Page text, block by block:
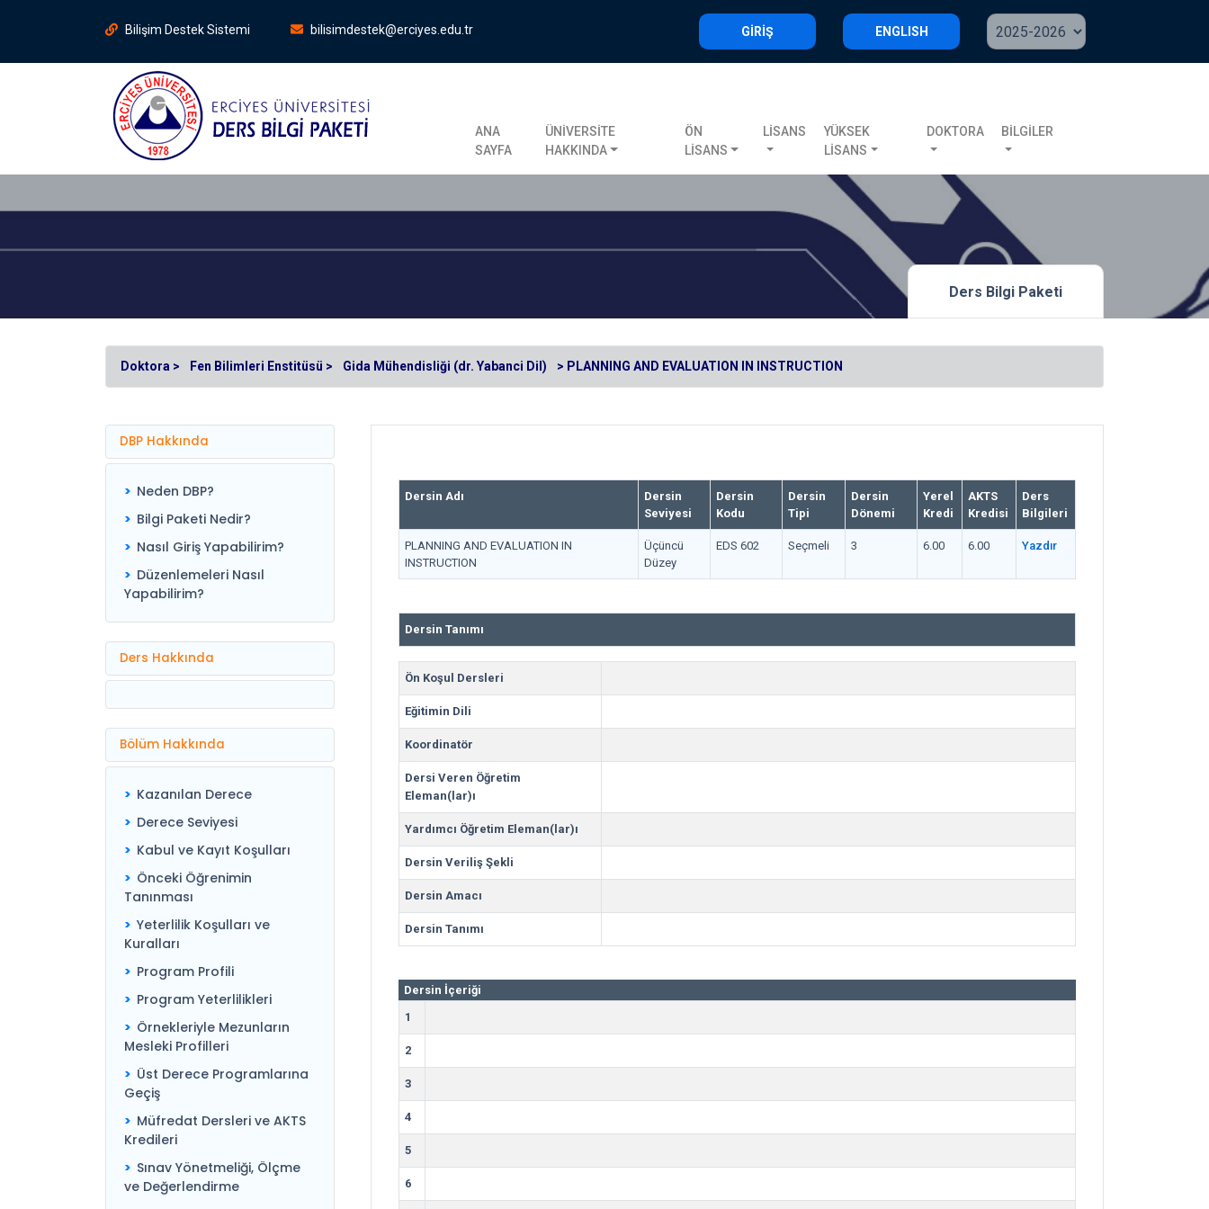
Bilişim Destek Sistemi bilisimdestek@erciyes.edu.tr ENGLISH
GİRİŞ
ANA
SAYFA
ÜNİVERSİTE
HAKKINDA
ÖN
LİSANS
LİSANS
YÜKSEK
LİSANS
DOKTORA BİLGİLER
Ders Bilgi Paketi
Doktora > Fen Bilimleri Enstitüsü > Gida Mühendisliği (dr. Yabanci Dil) > PLANNING AND EVALUATION IN INSTRUCTION
DBP Hakkında
Neden DBP?
Bilgi Paketi Nedir?
Nasıl Giriş Yapabilirim?
Düzenlemeleri Nasıl
Yapabilirim?
Ders Hakkında
Bölüm Hakkında
Kazanılan Derece
Derece Seviyesi
Kabul ve Kayıt Koşulları
Önceki Öğrenimin
Tanınması
Yeterlilik Koşulları ve
Kuralları
Program Profili
Program Yeterlilikleri
Örnekleriyle Mezunların
Mesleki Profilleri
Üst Derece Programlarına
Geçiş
Müfredat Dersleri ve AKTS
Kredileri
Sınav Yönetmeliği, Ölçme
ve Değerlendirme
Dersin Adı
Dersin
Seviyesi
Dersin
Kodu
Dersin
Tipi
Dersin
Dönemi
Yerel
Kredi
AKTS
Kredisi
Ders
Bilgileri
PLANNING AND EVALUATION IN
INSTRUCTION
Üçüncü
Düzey
EDS 602 Seçmeli 3 6.00 6.00 Yazdır
Dersin Tanımı
Ön Koşul Dersleri
Eğitimin Dili
Koordinatör
Dersi Veren Öğretim
Eleman(lar)ı
Yardımcı Öğretim Eleman(lar)ı
Dersin Veriliş Şekli
Dersin Amacı
Dersin Tanımı
Dersin İçeriği
1
2
3
4
5
6